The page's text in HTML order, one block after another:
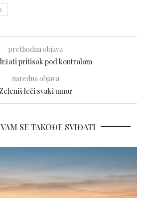
prethodna objava
pritisak pod kontrolom
naredna objava
Zeleniš leči svaki umor
SE TAKOĐE SVIĐATI